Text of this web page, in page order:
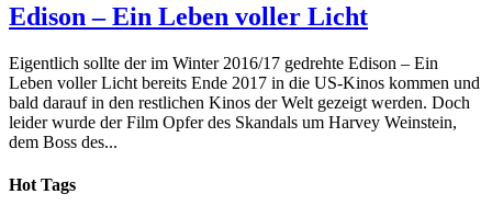
Edison – Ein Leben voller Licht
Eigentlich sollte der im Winter 2016/17 gedrehte Edison – Ein
Leben voller Licht bereits Ende 2017 in die US-Kinos kommen und
bald darauf in den restlichen Kinos der Welt gezeigt werden. Doch
leider wurde der Film Opfer des Skandals um Harvey Weinstein,
dem Boss des...
Hot Tags